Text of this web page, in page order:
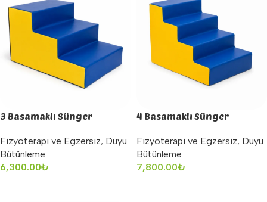
3 Basamaklı Sünger
Fizyoterapi ve Egzersiz, Duyu
Bütünleme
6,300.00₺
4 Basamaklı Sünger
Fizyoterapi ve Egzersiz, Duyu
Bütünleme
7,800.00₺